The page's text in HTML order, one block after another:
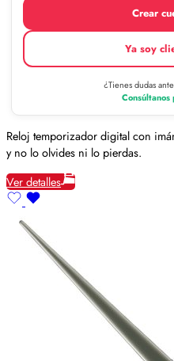
Crear
Ya soy
¿Tienes dudas
Reloj temporizador digital con
y no lo olvides ni lo pierdas.
Ver detalles